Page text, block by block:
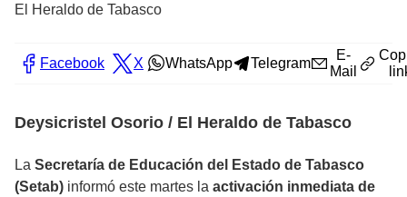
El Heraldo de Tabasco
Facebook X WhatsApp Telegram
E-
Mail
Deysicristel Osorio / El Heraldo de Tabasco
La Secretaría de Educación del Estado de Tabasco
(Setab) informó este martes la activación inmediata de